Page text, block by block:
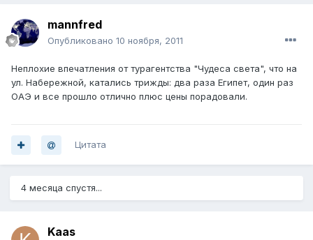
mannfred
Опубликовано 10 ноября, 2011
Неплохие впечатления от турагентства "Чудеса света", что на
ул. Набережной, катались трижды: два раза Египет, один раз
ОАЭ и все прошло отлично плюс цены порадовали.
Цитата
4 месяца спустя...
Kaas